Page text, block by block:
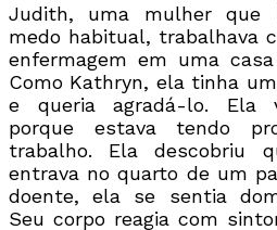
Judith, uma mulher que
medo habitual, trabalhava
enfermagem em uma
Como Kathryn, ela tinha
e queria agradá-lo. Ela
porque estava tendo
trabalho. Ela descobriu
entrava no quarto de um
doente, ela se sentia
Seu corpo reagia com